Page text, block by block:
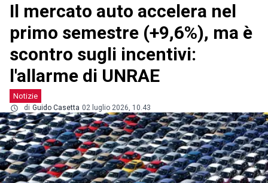
Il mercato auto accelera nel
primo semestre (+9,6%), ma è
scontro sugli incentivi:
l'allarme di UNRAE
Notizie
di Guido Casetta 02 luglio 2026, 10.43